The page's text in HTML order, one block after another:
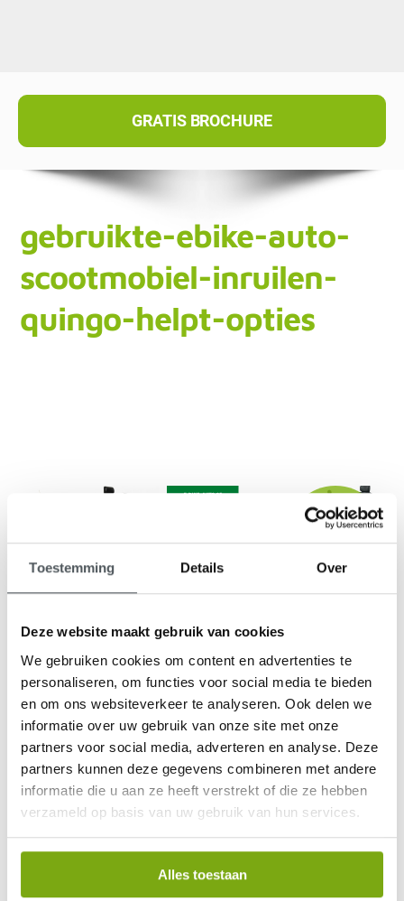
Toestemming Details Over
Deze website maakt gebruik van cookies
We gebruiken cookies om content en advertenties te
personaliseren, om functies voor social media te bieden
en om ons websiteverkeer te analyseren. Ook delen we
informatie over uw gebruik van onze site met onze
partners voor social media, adverteren en analyse. Deze
partners kunnen deze gegevens combineren met andere
informatie die u aan ze heeft verstrekt of die ze hebben
verzameld op basis van uw gebruik van hun services.
Alles toestaan
GRATIS BROCHURE
gebruikte-ebike-auto-
scootmobiel-inruilen-
quingo-helpt-opties
9,1
gebruikte-ebike-auto-